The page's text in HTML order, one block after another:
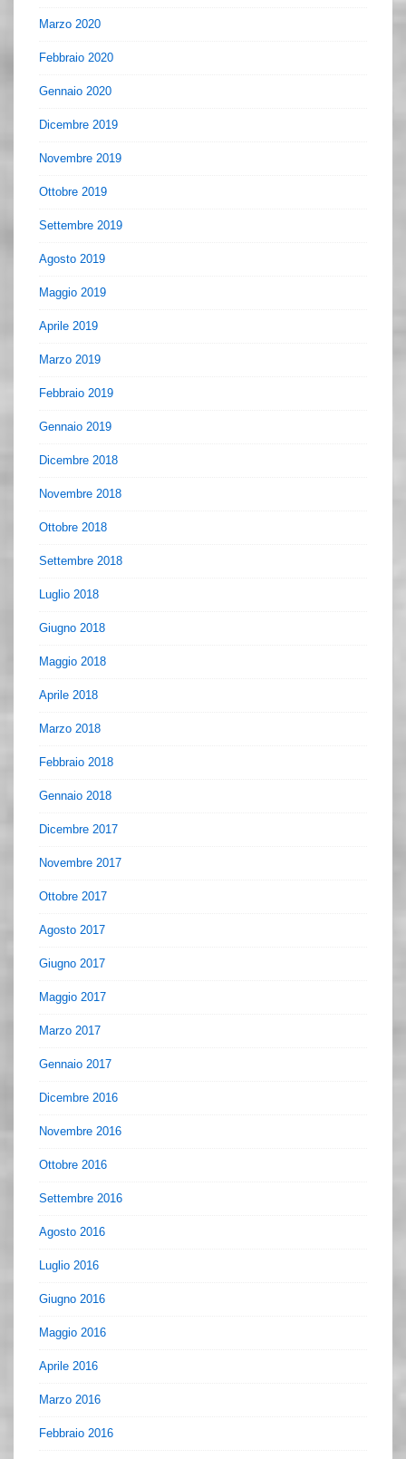
Marzo 2020
Febbraio 2020
Gennaio 2020
Dicembre 2019
Novembre 2019
Ottobre 2019
Settembre 2019
Agosto 2019
Maggio 2019
Aprile 2019
Marzo 2019
Febbraio 2019
Gennaio 2019
Dicembre 2018
Novembre 2018
Ottobre 2018
Settembre 2018
Luglio 2018
Giugno 2018
Maggio 2018
Aprile 2018
Marzo 2018
Febbraio 2018
Gennaio 2018
Dicembre 2017
Novembre 2017
Ottobre 2017
Agosto 2017
Giugno 2017
Maggio 2017
Marzo 2017
Gennaio 2017
Dicembre 2016
Novembre 2016
Ottobre 2016
Settembre 2016
Agosto 2016
Luglio 2016
Giugno 2016
Maggio 2016
Aprile 2016
Marzo 2016
Febbraio 2016